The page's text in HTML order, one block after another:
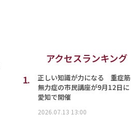
アクセスランキング
1.
正しい知識が力になる 重症筋
無力症の市民講座が9月12日に
愛知で開催
2026.07.13 13:00